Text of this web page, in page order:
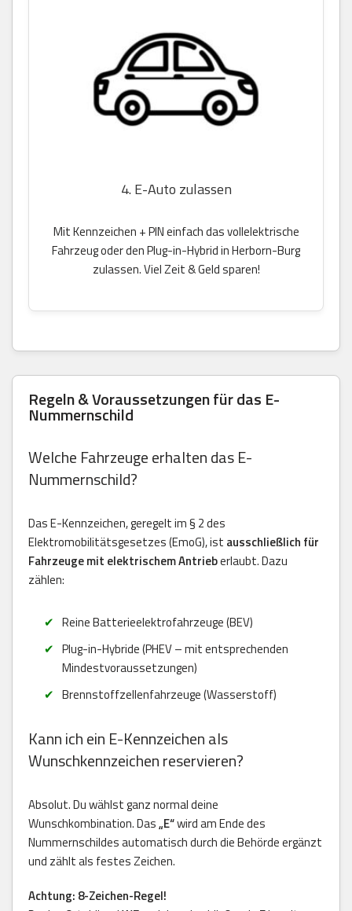
4. E-Auto zulassen
Mit Kennzeichen + PIN einfach das vollelektrische
Fahrzeug oder den Plug-in-Hybrid in Herborn-Burg
zulassen. Viel Zeit & Geld sparen!
Regeln & Voraussetzungen für das E-
Nummernschild
Welche Fahrzeuge erhalten das E-
Nummernschild?
Das E-Kennzeichen, geregelt im § 2 des
Elektromobilitätsgesetzes (EmoG), ist ausschließlich für
Fahrzeuge mit elektrischem Antrieberlaubt. Dazu
zählen:
Reine Batterieelektrofahrzeuge (BEV)
Plug-in-Hybride (PHEV – mit entsprechenden
Mindestvoraussetzungen)
Brennstoffzellenfahrzeuge (Wasserstoff)
Kann ich ein E-Kennzeichen als
Wunschkennzeichen reservieren?
Absolut. Du wählst ganz normal deine
Wunschkombination. Das„E“wird am Ende des
Nummernschildes automatisch durch die Behörde ergänzt
und zählt als festes Zeichen.
Achtung: 8-Zeichen-Regel!